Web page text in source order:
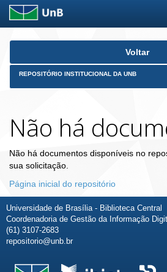
Skip
Voltar
REPOSITÓRIO INSTITUCIONAL DA UNB
Não há
Não há documentos disponíveis no
sua solicitação.
Página inicial do repositório
Universidade de Brasília - Biblioteca Central
Coordenadoria de Gestão da Informação
(61) 3107-2683
repositorio@unb.br